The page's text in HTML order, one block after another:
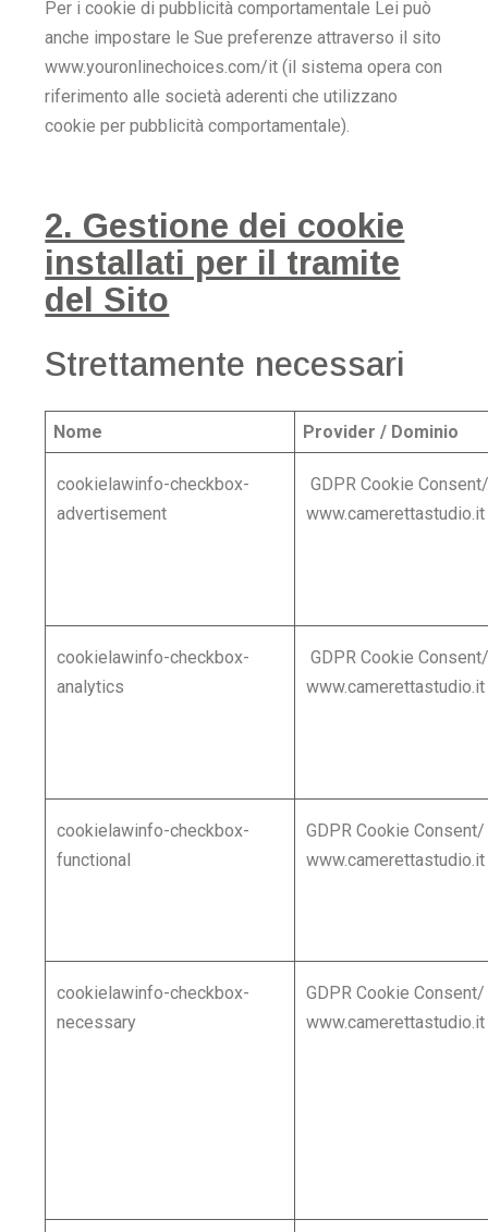
Per i cookie di pubblicità comportamentale Lei può
anche impostare le Sue preferenze attraverso il sito
www.youronlinechoices.com/it (il sistema opera con
riferimento alle società aderenti che utilizzano
cookie per pubblicità comportamentale).
2. Gestione dei cookie
installati per il tramite
del Sito
Strettamente necessari
Nome Provider / Dominio
cookielawinfo-checkbox-
advertisement
GDPR Cookie
www.camerettastudio.it
cookielawinfo-checkbox-
analytics
GDPR Cookie
www.camerettastudio.it
cookielawinfo-checkbox-
functional
GDPR Cookie Consent/
www.camerettastudio.it
cookielawinfo-checkbox-
necessary
GDPR Cookie Consent/
www.camerettastudio.it